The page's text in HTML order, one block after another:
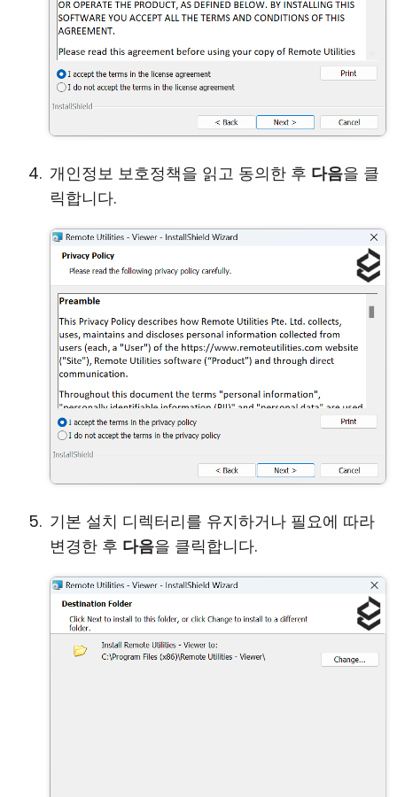
개인정보 보호정책을 읽고 동의한 후 다음을 클
릭합니다.
기본 설치 디렉터리를 유지하거나 필요에 따라
변경한 후 다음을 클릭합니다.